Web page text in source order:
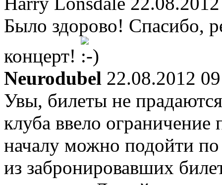
Было здорово! Спасибо,
концерт!
Neurodubel 22.08.2012
Увы, билеты не
клуба ввело
началу можно подойти по
из забронировавших